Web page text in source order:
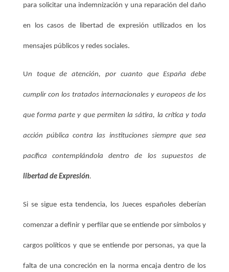
para solicitar una indemnización y una reparación del daño
en los casos de libertad de expresión utilizados en los
mensajes públicos y redes sociales.
Un toque de atención, por cuanto que España debe
cumplir con los tratados internacionales y europeos de los
que forma parte y que permiten la sátira, la crítica y toda
acción pública contra las instituciones siempre que sea
pacífica contemplándola dentro de los supuestos de
libertad de Expresión.
Si se sigue esta tendencia, los Jueces españoles deberían
comenzar a definir y perfilar que se entiende por símbolos y
cargos políticos y que se entiende por personas, ya que la
falta de una concreción en la norma encaja dentro de los